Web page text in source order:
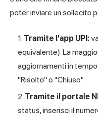
poter inviare un sollecito
Tramite l'app UPI:
equivalente). La
aggiornamenti in
"Risolto" o "Chiuso".
Tramite il portale
status, inserisci il